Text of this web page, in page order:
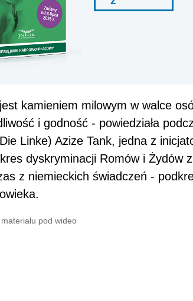
kamieniem milowym w walce
i godność - powiedziała
Linke) Azize Tank, jedna z
kres dyskryminacji Romów i Żydów
z niemieckich świadczeń -
pod wideo